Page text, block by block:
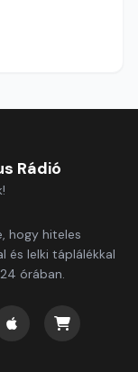
Rádió
hogy hiteles
és lelki táplálékkal
órában.